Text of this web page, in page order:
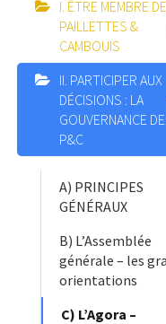
I. ÊTRE MEMBRE DE
PAILLETTES &
CAMBOUIS
II. PARTICIPER AUX
DÉCISIONS : LA
GOUVERNANCE DE
P&C
A) PRINCIPES
GÉNÉRAUX
B) L’Assemblée
générale – les
orientations
C) L’Agora –